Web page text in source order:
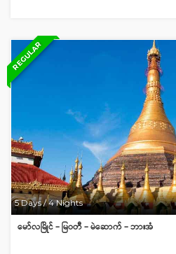
REGULAR
5 Days / 4 Nights
မော်လမြိုင် – မြဝတီ – မဲဆောက် – ဘားအံ